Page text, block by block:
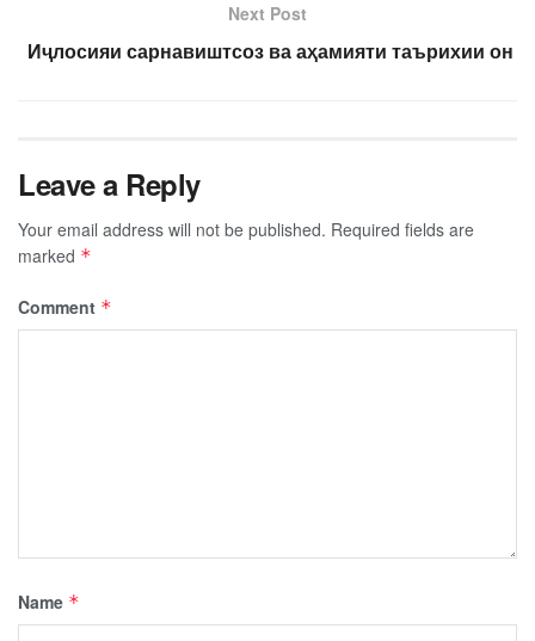
Next Post
Иҷлосияи сарнавиштсоз ва аҳамияти таърихии он
Leave a Reply
Your email address will not be published. Required fields are
marked *
Comment *
Name *